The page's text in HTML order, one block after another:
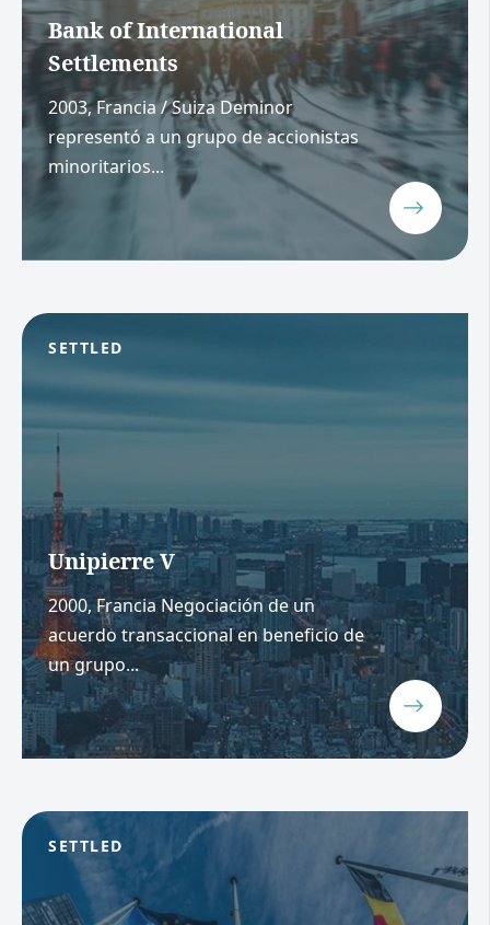
Bank of International
Settlements
2003, Francia / Suiza Deminor
representó a un grupo de accionistas
minoritarios...
SETTLED
Unipierre V
2000, Francia Negociación de un
acuerdo transaccional en beneficio de
un grupo...
SETTLED